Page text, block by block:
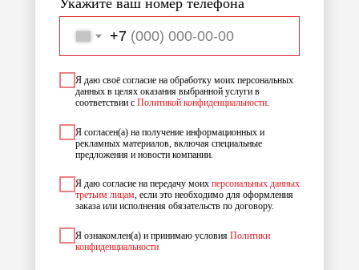
Укажите ваш номер телефона
+7
Я даю своё согласие на обработку моих персональных
данных в целях оказания выбранной услуги в
соответствии с Политикой конфиденциальности
Я согласен(а) на получение информационных и
рекламных материалов, включая специальные
предложения и новости компании.
Я даю согласие на передачу моих персональных данных
третьим лицам, если это необходимо для оформления
заказа или исполнения обязательств по договору.
Я ознакомлен(а) и принимаю условия Политики
конфиденциальности